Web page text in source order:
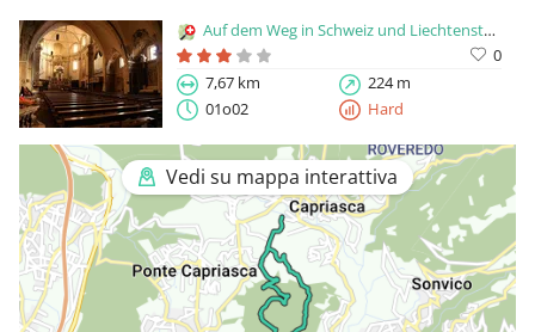
Auf dem Weg in Schweiz und Liechtenstein
0
7,67 km
224 m
01o02
Hard
Vedi su mappa interattiva